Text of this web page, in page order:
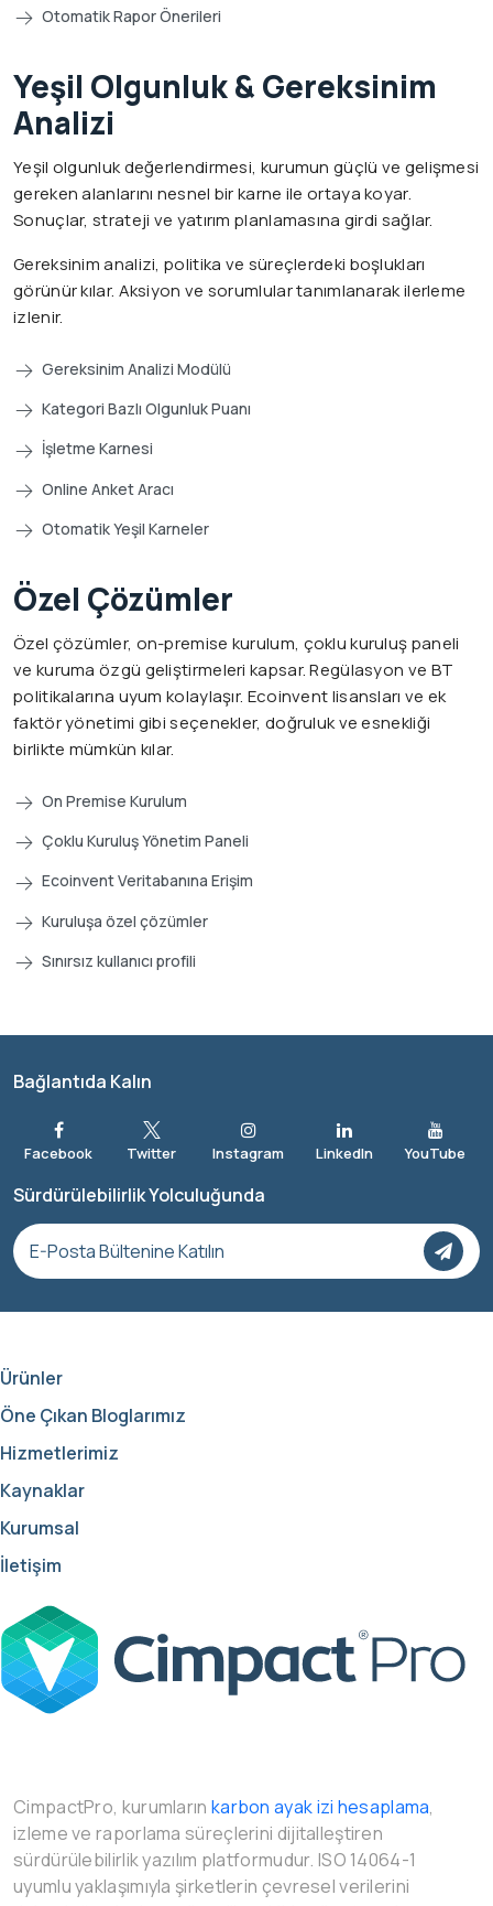
Otomatik Rapor Önerileri
Yeşil Olgunluk & Gereksinim
Analizi
Yeşil olgunluk değerlendirmesi, kurumun güçlü ve gelişmesi
gereken alanlarını nesnel bir karne ile ortaya koyar.
Sonuçlar, strateji ve yatırım planlamasına girdi sağlar.
Gereksinim analizi, politika ve süreçlerdeki boşlukları
görünür kılar. Aksiyon ve sorumlular tanımlanarak ilerleme
izlenir.
Gereksinim Analizi Modülü
Kategori Bazlı Olgunluk Puanı
İşletme Karnesi
Online Anket Aracı
Otomatik Yeşil Karneler
Özel Çözümler
Özel çözümler, on-premise kurulum, çoklu kuruluş paneli
ve kuruma özgü geliştirmeleri kapsar. Regülasyon ve BT
politikalarına uyum kolaylaşır. Ecoinvent lisansları ve ek
faktör yönetimi gibi seçenekler, doğruluk ve esnekliği
birlikte mümkün kılar.
On Premise Kurulum
Çoklu Kuruluş Yönetim Paneli
Ecoinvent Veritabanına Erişim
Kuruluşa özel çözümler
Sınırsız kullanıcı profili
Bağlantıda Kalın
Sürdürülebilirlik Yolculuğunda
Ürünler
Öne Çıkan Bloglarımız
Hizmetlerimiz
Kaynaklar
Kurumsal
İletişim
CimpactPro, kurumların karbon ayak izi hesaplama,
izleme ve raporlama süreçlerini dijitalleştiren
sürdürülebilirlik yazılım platformudur. ISO 14064-1
uyumlu yaklaşımıyla şirketlerin çevresel verilerini